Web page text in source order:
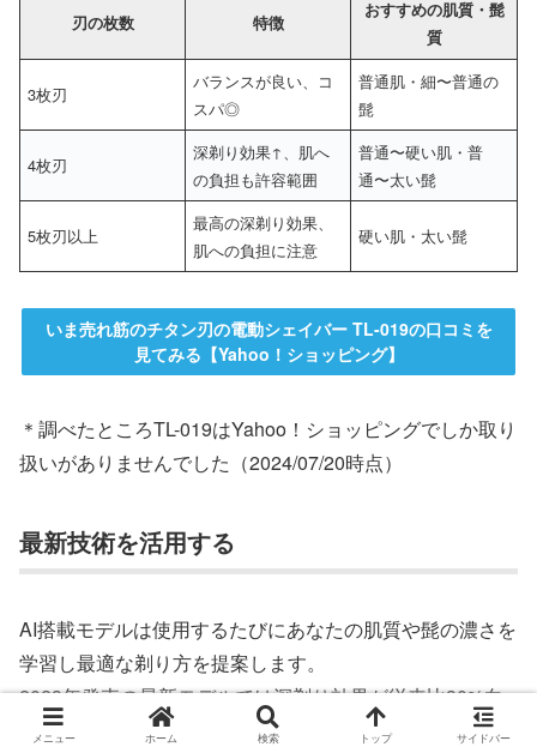
刃の枚数 特徴
おすすめの肌質・髭
質
3枚刃
バランスが良い、コ
スパ◎
普通肌・細〜普通の
髭
4枚刃
深剃り効果↑、肌へ
の負担も許容範囲
普通〜硬い肌・普
通〜太い髭
5枚刃以上
最高の深剃り効果、
肌への負担に注意
硬い肌・太い髭
いま売れ筋のチタン刃の電動シェイバー TL-019の口コミを
見てみる【Yahoo！ショッピング】
＊調べたところTL-019はYahoo！ショッピングでしか取り
扱いがありませんでした（2024/07/20時点）
最新技術を活用する
AI搭載モデルは使用するたびにあなたの肌質や髭の濃さを
学習し最適な剃り方を提案します。
2023年発売の最新モデルでは深剃り効果が従来比30%向
上したという報告もあります。
メニュー ホーム 検索 トップ サイドバー